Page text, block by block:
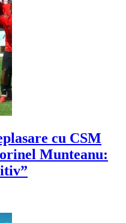
cu CSM
Munteanu: